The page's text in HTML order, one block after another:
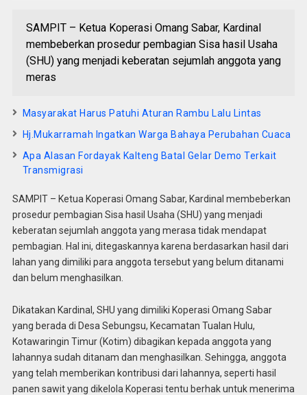
SAMPIT – Ketua Koperasi Omang Sabar, Kardinal
membeberkan prosedur pembagian Sisa hasil Usaha
(SHU) yang menjadi keberatan sejumlah anggota yang
meras
Masyarakat Harus Patuhi Aturan Rambu Lalu Lintas
Hj.Mukarramah Ingatkan Warga Bahaya Perubahan Cuaca
Apa Alasan Fordayak Kalteng Batal Gelar Demo Terkait
Transmigrasi
SAMPIT – Ketua Koperasi Omang Sabar, Kardinal membeberkan
prosedur pembagian Sisa hasil Usaha (SHU) yang menjadi
keberatan sejumlah anggota yang merasa tidak mendapat
pembagian. Hal ini, ditegaskannya karena berdasarkan hasil dari
lahan yang dimiliki para anggota tersebut yang belum ditanami
dan belum menghasilkan.
Dikatakan Kardinal, SHU yang dimiliki Koperasi Omang Sabar
yang berada di Desa Sebungsu, Kecamatan Tualan Hulu,
Kotawaringin Timur (Kotim) dibagikan kepada anggota yang
lahannya sudah ditanam dan menghasilkan. Sehingga, anggota
yang telah memberikan kontribusi dari lahannya, seperti hasil
panen sawit yang dikelola Koperasi tentu berhak untuk menerima